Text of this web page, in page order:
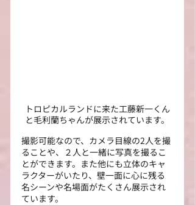
トロピカルランドに来た工藤新一くん
と毛利蘭ちゃんが展示されています。
撮影可能なので、カメラ目線の2人を撮
ることや、２人と一緒に写真を撮るこ
とができます。また他にも立体のキャ
ラクターがいたり、壁一面に心に残る
名シーンや名場面がたくさん展示され
ています。